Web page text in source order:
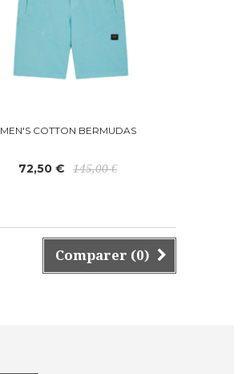
MEN'S COTTON BERMUDAS
72,50 € 145,00 €
Comparer (0)